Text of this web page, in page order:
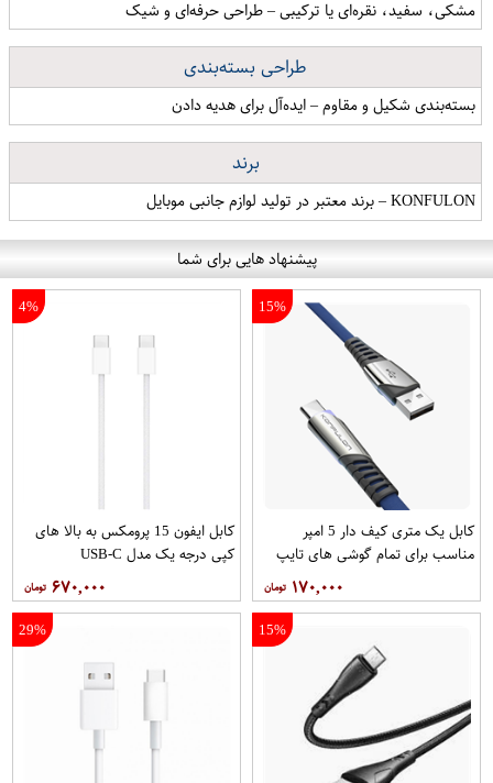
مشکی، سفید، نقره‌ای یا ترکیبی – طراحی حرفه‌ای و شیک
طراحی بسته‌بندی
بسته‌بندی شکیل و مقاوم – ایده‌آل برای هدیه دادن
برند
KONFULON – برند معتبر در تولید لوازم جانبی موبایل
پیشنهاد هایی برای شما
15%
کابل یک متری کیف دار 5 امپر
مناسب برای تمام گوشی های تایپ
سی سامسونگ شیائومی ایفون نوکیا
انر مدل DC18 KONFULON
۱۷۰,۰۰۰
4%
کابل ایفون 15 پرومکس به بالا های
کپی درجه یک مدل USB-C
۶۷۰,۰۰۰
15%
29%